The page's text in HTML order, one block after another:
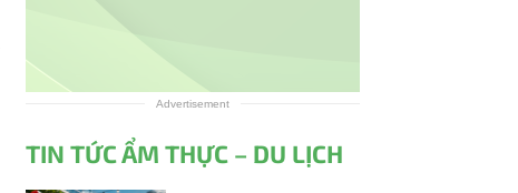
Advertisement
TIN TỨC ẨM THỰC – DU LỊCH